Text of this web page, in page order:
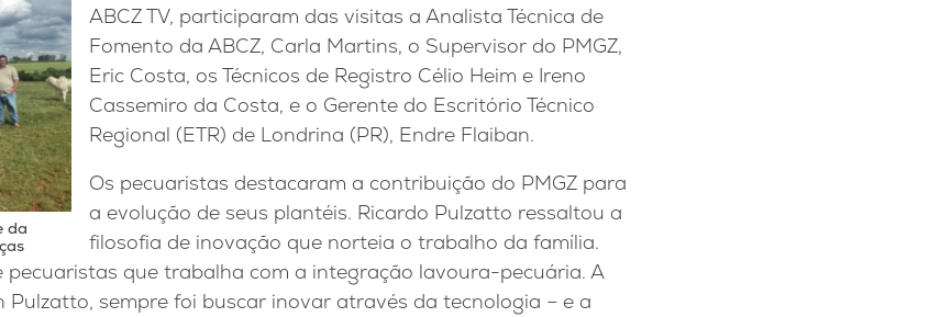
da
ABCZ TV, participaram das visitas a Analista Técnica de
Fomento da ABCZ, Carla Martins, o Supervisor do PMGZ,
Eric Costa, os Técnicos de Registro Célio Heim e Ireno
Cassemiro da Costa, e o Gerente do Escritório Técnico
Regional (ETR) de Londrina (PR), Endre Flaiban.
Os pecuaristas destacaram a contribuição do PMGZ para
a evolução de seus plantéis. Ricardo Pulzatto ressaltou a
filosofia de inovação que norteia o trabalho da família.
pecuaristas que trabalha com a integração lavoura-pecuária. A
Pulzatto, sempre foi buscar inovar através da tecnologia – e a